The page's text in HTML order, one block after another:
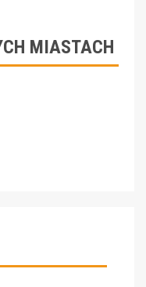
MIASTACH